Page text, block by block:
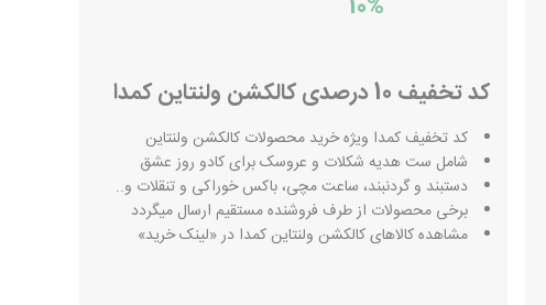
کد تخفیف 10 درصدی کالکشن ولنتاین کمدا
کد تخفیف کمدا ویژه خرید محصولات کالکشن ولنتاین
شامل ست هدیه شکلات و عروسک برای کادو روز عشق
دستبند و گردنبند، ساعت مچی، باکس خوراکی و تنقلات و..
برخی محصولات از طرف فروشنده مستقیم ارسال میگردد
مشاهده کالاهای کالکشن ولنتاین کمدا در «لینک خرید»